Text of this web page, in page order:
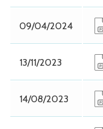
09/04/2024
13/11/2023
14/08/2023